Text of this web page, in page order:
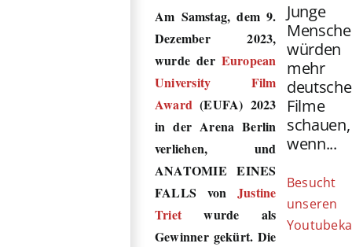
Am Samstag, dem 9.
Dezember 2023,
wurde der European
University Film
Award (EUFA) 2023
in der Arena Berlin
verliehen, und
ANATOMIE EINES
FALLS von Justine
Triet wurde als
Gewinner gekürt. Die
Junge
würden
mehr
deutsche
Filme
schauen,
wenn...
Besucht
unseren